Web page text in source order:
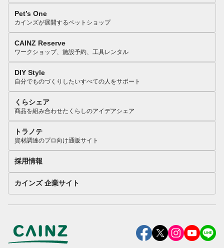
Pet’s One
カインズが展開するペットショップ
CAINZ Reserve
ワークショップ、施設予約、工具レンタル
DIY Style
自分でものづくりしたいすべての人をサポート
くらシェア
商品を組み合わせたくらしのアイデアシェア
トラノテ
資材調達のプロ向け通販サイト
採用情報
カインズ 企業サイト